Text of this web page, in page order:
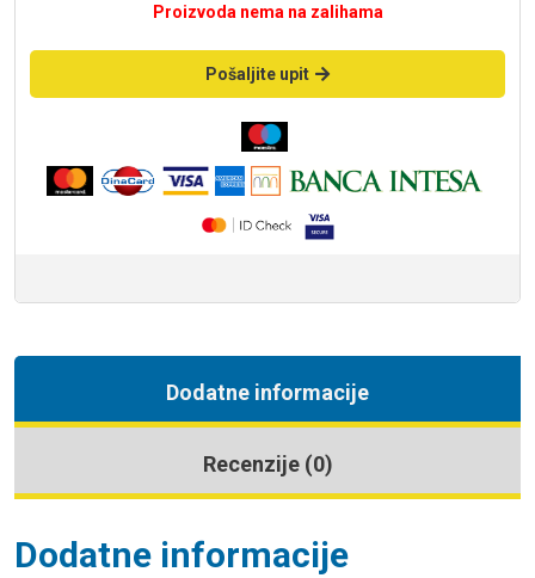
Proizvoda nema na zalihama
Pošaljite upit
Dodatne informacije
Recenzije (0)
Dodatne informacije